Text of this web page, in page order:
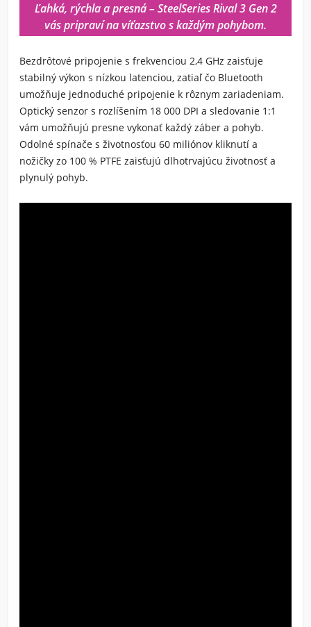
Ľahká, rýchla a presná – SteelSeries Rival 3 Gen 2
vás pripraví na víťazstvo s každým pohybom.
Bezdrôtové pripojenie s frekvenciou 2,4 GHz zaisťuje
stabilný výkon s nízkou latenciou, zatiaľ čo Bluetooth
umožňuje jednoduché pripojenie k rôznym zariadeniam.
Optický senzor s rozlíšením 18 000 DPI a sledovanie 1:1
vám umožňujú presne vykonať každý záber a pohyb.
Odolné spínače s životnosťou 60 miliónov kliknutí a
nožičky zo 100 % PTFE zaisťujú dlhotrvajúcu životnosť a
plynulý pohyb.